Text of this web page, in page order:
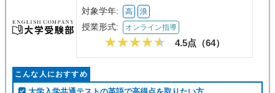
対象学年: 高 浪
授業形式: オンライン指導
4.5点（64）
こんな人におすすめ